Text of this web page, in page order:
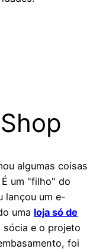
algumas coisas
É um "filho" do
lançou um e-
uma loja só de
sócia e o projeto
foi